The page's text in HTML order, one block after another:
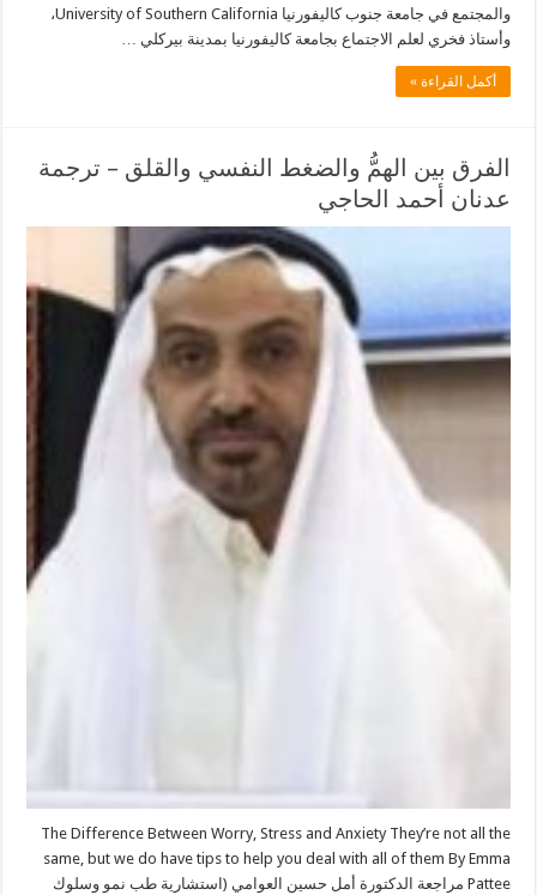
والمجتمع في جامعة جنوب كاليفورنيا University of Southern California،
وأستاذ فخري لعلم الاجتماع بجامعة كاليفورنيا بمدينة بيركلي …
أكمل القراءة »
الفرق بين الهمُّ والضغط النفسي والقلق – ترجمة
عدنان أحمد الحاجي
The Difference Between Worry, Stress and Anxiety They’re not all the
same, but we do have tips to help you deal with all of them By Emma
Pattee مراجعة الدكتورة أمل حسين العوامي (استشارية طب نمو وسلوك